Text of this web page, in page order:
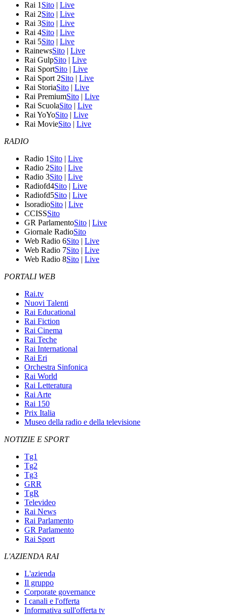
Rai 1 Sito | Live
Rai 2Sito | Live
Rai 3Sito | Live
Rai 4Sito | Live
Rai 5Sito | Live
RainewsSito | Live
Rai GulpSito | Live
Rai SportSito | Live
Rai Sport 2Sito | Live
Rai StoriaSito | Live
Rai PremiumSito | Live
Rai ScuolaSito | Live
Rai YoYoSito | Live
Rai MovieSito | Live
RADIO
Radio 1 Sito | Live
Radio 2Sito | Live
Radio 3Sito | Live
Radiofd4Sito | Live
Radiofd5Sito | Live
IsoradioSito | Live
CCISSSito
GR ParlamentoSito | Live
Giornale RadioSito
Web Radio 6Sito | Live
Web Radio 7Sito | Live
Web Radio 8Sito | Live
PORTALI WEB
Rai.tv
Nuovi Talenti
Rai Educational
Rai Fiction
Rai Cinema
Rai Teche
Rai International
Rai Eri
Orchestra Sinfonica
Rai World
Rai Letteratura
Rai Arte
Rai 150
Prix Italia
Museo della radio e della televisione
NOTIZIE E SPORT
Tg1
Tg2
Tg3
GRR
TgR
Televideo
Rai News
Rai Parlamento
GR Parlamento
Rai Sport
L'AZIENDA RAI
L'azienda
Il gruppo
Corporate governance
I canali e l'offerta
Informativa sull'offerta tv